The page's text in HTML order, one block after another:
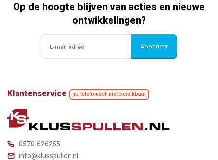
Op de hoogte blijven van acties en nieuwe
ontwikkelingen?
Abonneer
Klantenservice nu telefonisch niet bereikbaar
0570-626255
info@klusspullen.nl